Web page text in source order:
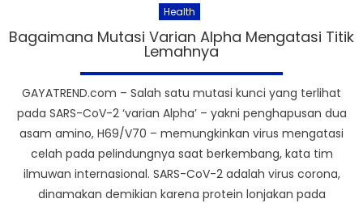
Health
Bagaimana Mutasi Varian Alpha Mengatasi Titik
Lemahnya
GAYATREND.com – Salah satu mutasi kunci yang terlihat
pada SARS-CoV-2 ‘varian Alpha’ – yakni penghapusan dua
asam amino, H69/V70 – memungkinkan virus mengatasi
celah pada pelindungnya saat berkembang, kata tim
ilmuwan internasional. SARS-CoV-2 adalah virus corona,
dinamakan demikian karena protein lonjakan pada